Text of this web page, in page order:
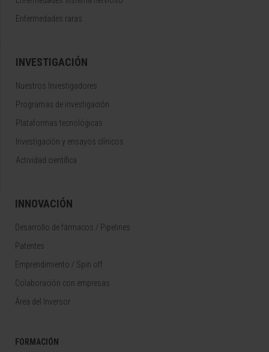
Enfermedades raras
INVESTIGACIÓN
Nuestros Investigadores
Programas de investigación
Plataformas tecnológicas
Investigación y ensayos clínicos
Actividad científica
INNOVACIÓN
Desarrollo de fármacos / Pipelines
Patentes
Emprendimiento / Spin off
Colaboración con empresas
Área del Inversor
FORMACIÓN